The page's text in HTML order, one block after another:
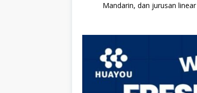
Mandarin, dan jurusan